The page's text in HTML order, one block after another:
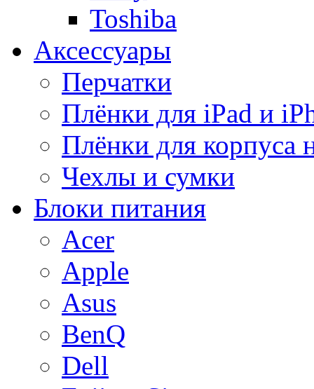
Toshiba
Аксессуары
Перчатки
Плёнки для iPad и
Плёнки для корпуса
Чехлы и сумки
Блоки питания
Acer
Apple
Asus
BenQ
Dell